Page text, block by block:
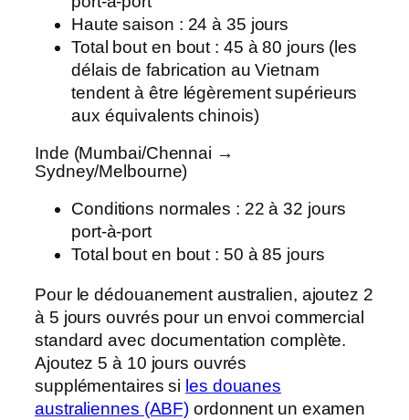
Haute saison : 24 à 35 jours
Total bout en bout : 45 à 80 jours (les
délais de fabrication au Vietnam
tendent à être légèrement supérieurs
aux équivalents chinois)
Inde (Mumbai/Chennai →
Sydney/Melbourne)
Conditions normales : 22 à 32 jours
port-à-port
Total bout en bout : 50 à 85 jours
Pour le dédouanement australien, ajoutez 2
à 5 jours ouvrés pour un envoi commercial
standard avec documentation complète.
Ajoutez 5 à 10 jours ouvrés
supplémentaires si les douanes
australiennes (ABF) ordonnent un examen